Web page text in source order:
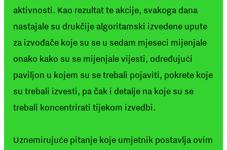
aktivnosti. Kao rezultat te akcije, svakoga dana
nastajale su drukčije algoritamski izvedene upute
za izvođače koje su se u sedam mjeseci mijenjale
onako kako su se mijenjale vijesti, određujući
paviljon u kojem su se trebali pojaviti, pokrete koje
su trebali izvesti, pa čak i detalje na koje su se
trebali koncentrirati tijekom izvedbi.
Uznemirujuće pitanje koje umjetnik postavlja ovim